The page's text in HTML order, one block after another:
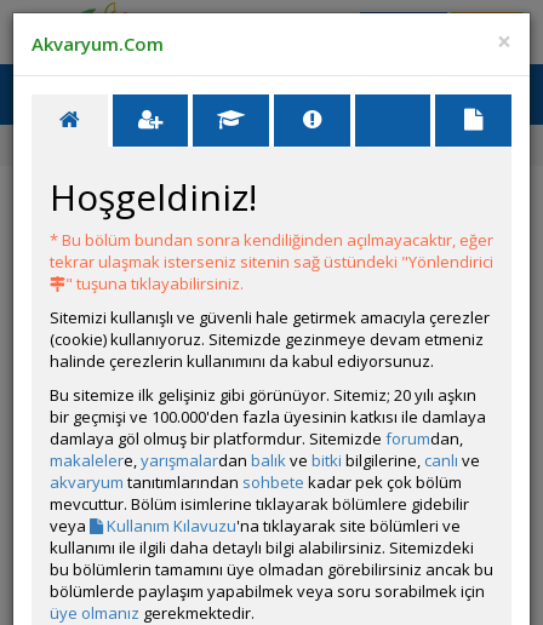
Ana Menü
Ana Sayfa
Malzeme İlanları Akvaryumların İhtiyaçları
Akvaryumların İhtiyaçları
İlanın Bulunduğu Kategoriler:Bitki Malzemeleri,Malzeme, Tüm
İlanlar
GETS34
Çevrim Dışı
Son Güncelleme Zamanı:12 Saat 13 Dakikaönce
İl / İlçe / Semt: Istanbul / Sisli / Okmeydani
Adet Fiyatı:
Toplu Alım Fiyatı:
Adedi:
İrtibat Bilgileri:05354913760
Nakliye ile İlgili Ek Bilgiler:
Diğer Ek Bilgiler:resimlerin üzerlerinde fiyatları ve ölçüleri
mevcuttur
×
Akvaryum.Com
Hoşgeldiniz!
* Bu bölüm bundan sonra kendiliğinden açılmayacaktır, eğer
tekrar ulaşmak isterseniz sitenin sağ üstündeki "Yönlendirici
" tuşuna tıklayabilirsiniz.
Sitemizi kullanışlı ve güvenli hale getirmek amacıyla çerezler
(cookie) kullanıyoruz. Sitemizde gezinmeye devam etmeniz
halinde çerezlerin kullanımını da kabul ediyorsunuz.
Bu sitemize ilk gelişiniz gibi görünüyor. Sitemiz; 20 yılı aşkın
bir geçmişi ve 100.000'den fazla üyesinin katkısı ile damlaya
damlaya göl olmuş bir platformdur. Sitemizde forumdan,
makalelere,yarışmalardan balıkve bitki bilgilerine, canlı ve
akvaryum tanıtımlarından sohbete kadar pek çok bölüm
mevcuttur. Bölüm isimlerine tıklayarak bölümlere gidebilir
veya
Kullanım Kılavuzu'na tıklayarak site bölümleri ve
kullanımı ile ilgili daha detaylı bilgi alabilirsiniz. Sitemizdeki
bu bölümlerin tamamını üye olmadan görebilirsiniz ancak bu
bölümlerde paylaşım yapabilmek veya soru sorabilmek için
üye olmanız gerekmektedir.